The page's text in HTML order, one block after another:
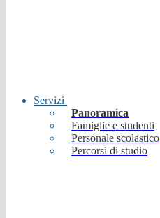
Servizi
Panoramica
Famiglie e studenti
Personale scolastico
Percorsi di studio